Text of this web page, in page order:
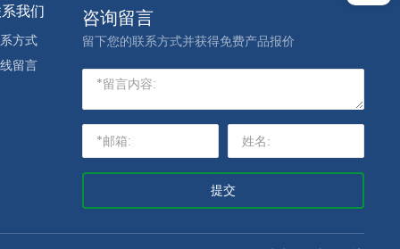
我们
方式
留言
咨询留言
留下您的联系方式并获得免费产品报价
提交